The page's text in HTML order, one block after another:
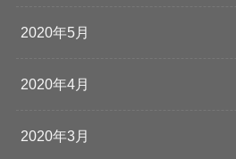
2020年5月
2020年4月
2020年3月